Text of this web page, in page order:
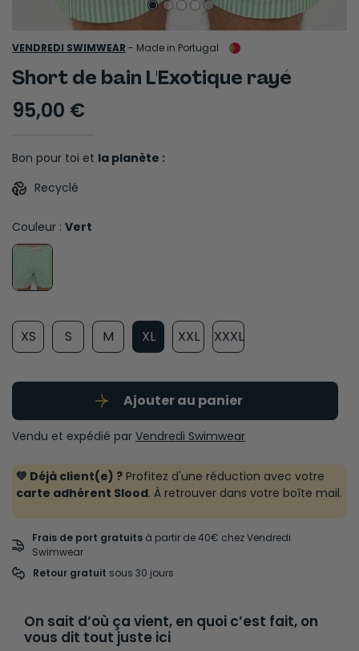
VENDREDI SWIMWEAR - Made in Portugal
Short de bain L'Exotique rayé
95,00 €
Bon pour toi et la planète :
Recyclé
Couleur : Vert
XS S M XL XXL XXXL
Ajouter au panier
Vendu et expédié par Vendredi Swimwear
💚 Déjà client(e) ? Profitez d'une réduction avec votre
carte adhérent Slood. À retrouver dans votre boîte mail.
Frais de port gratuitsà partir de 40€ chez Vendredi
Swimwear
Retour gratuit sous 30 jours
On sait d’où ça vient, en quoi c’est fait, on
vous dit tout juste ici